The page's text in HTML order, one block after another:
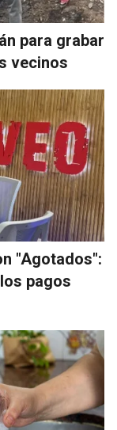
para grabar
vecinos
"Agotados":
pagos